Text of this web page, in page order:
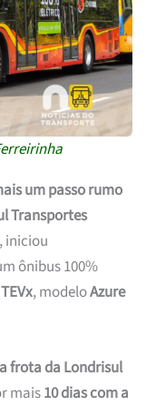
um passo rumo
Transportes
, iniciou
ônibus 100%
, modeloAzure
frota da Londrisul
mais10 dias com a